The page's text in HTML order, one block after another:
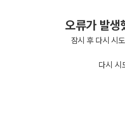
오류가 발생
잠시 후 다시 시
다시 시